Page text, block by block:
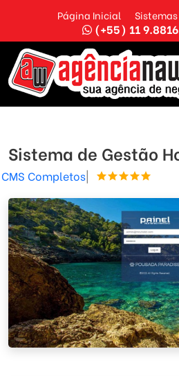
Página Inicial Sistemas
(+55) 11
Sistema de Gestão
CMS Completos|